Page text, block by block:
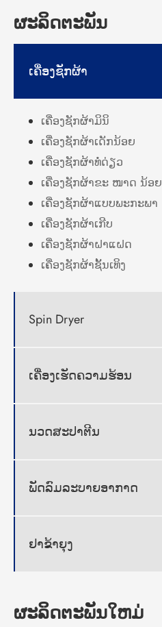
ຜະລິດຕະພັນ
ເຄື່ອງຊັກຜ້າ
ເຄື່ອງຊັກຜ້າມິນິ
ເຄື່ອງຊັກຜ້າເດັກນ້ອຍ
ເຄື່ອງຊັກຜ້າທໍ່ດ່ຽວ
ເຄື່ອງຊັກຜ້າຂະ ໜາດ ນ້ອຍ
ເຄື່ອງຊັກຜ້າແບບພະກະພາ
ເຄື່ອງຊັກຜ້າເກີບ
ເຄື່ອງຊັກຜ້າຝາແຝດ
ເຄື່ອງຊັກຜ້າຊັ້ນເທິງ
Spin Dryer
ເຄື່ອງເຮັດຄວາມຮ້ອນ
ນວດສະປາຕີນ
ພັດລົມລະບາຍອາກາດ
ຢາຂ້າຍຸງ
ຜະລິດຕະພັນໃຫມ່